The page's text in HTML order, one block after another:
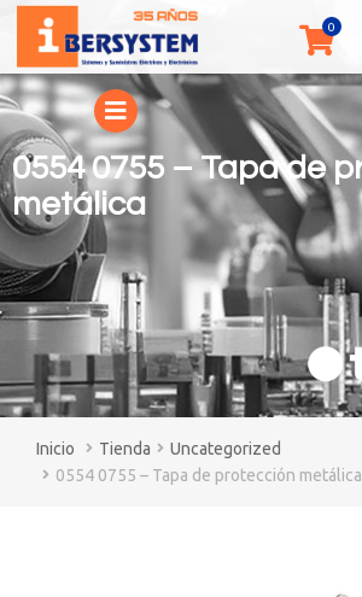
0554 0755 – Tapa de
metálica
You are here:
Tienda
Uncategorized
0554 0755 – Tapa de protección metálica